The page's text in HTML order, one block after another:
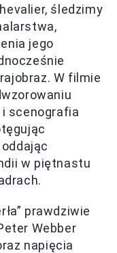
śledzimy
jego
W filmie
scenografia
w piętnastu
prawdziwie
Webber
napięcia